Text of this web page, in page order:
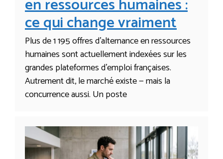
en ressources humaines :
ce qui change vraiment
Plus de 1 195 offres d’alternance en ressources
humaines sont actuellement indexées sur les
grandes plateformes d’emploi françaises.
Autrement dit, le marché existe — mais la
concurrence aussi. Un poste